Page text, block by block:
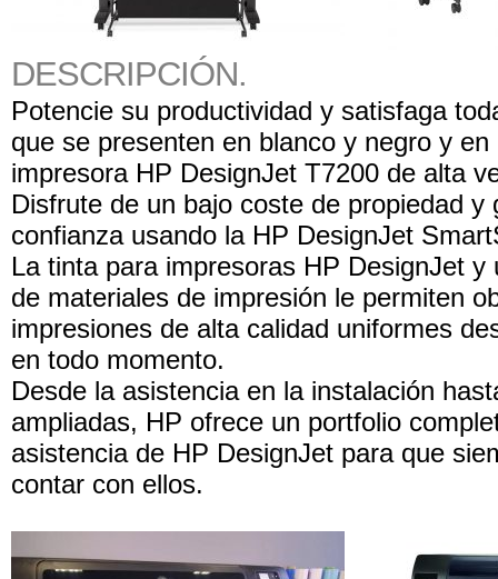
DESCRIPCIÓN.
Potencie su productividad y satisfaga
que se presenten en blanco y negro y en
impresora HP DesignJet T7200 de alta
Disfrute de un bajo coste de propiedad y
confianza usando la HP DesignJet
La tinta para impresoras HP DesignJet y
de materiales de impresión le permiten
impresiones de alta calidad uniformes
en todo momento.
Desde la asistencia en la instalación
ampliadas, HP ofrece un portfolio
asistencia de HP DesignJet para que
contar con ellos.